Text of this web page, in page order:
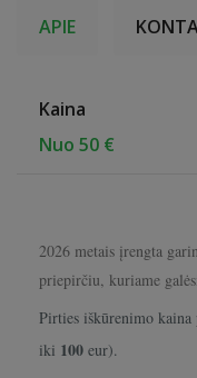
APIE
Kaina
Nuo 50 €
2026 metais įrengta
priepirčiu, kuriame
Pirties iškūrenimo kaina
iki 100 eur).